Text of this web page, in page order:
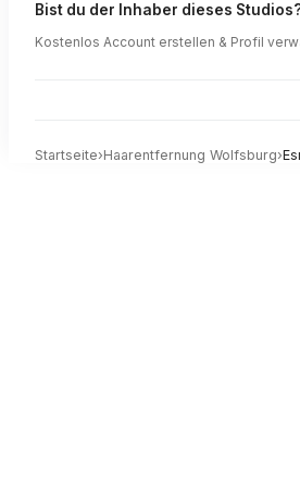
Bist du der Inhaber dieses
Kostenlos Account erstellen & Profil
Startseite›Haarentfernung Wolfsburg›